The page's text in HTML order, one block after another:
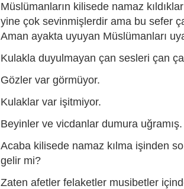
Müslümanların kilisede namaz
yine çok sevinmişlerdir ama bu sefer
Aman ayakta uyuyan Müslümanları
Kulakla duyulmayan çan sesleri çan
Gözler var görmüyor.
Kulaklar var işitmiyor.
Beyinler ve vicdanlar dumura uğramış.
Acaba kilisede namaz kılma işinden
gelir mi?
Zaten afetler felaketler musibetler